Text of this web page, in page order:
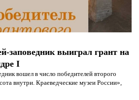
заповедник выиграл грант на
I
вошел в число победителей второго
внутри. Краеведческие музеи России»,
конфиденциальности и
конфиденциальности и